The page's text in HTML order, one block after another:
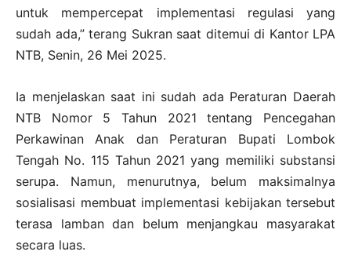
untuk mempercepat implementasi regulasi yang
sudah ada,” terang Sukran saat ditemui di Kantor LPA
NTB, Senin, 26 Mei 2025.
Ia menjelaskan saat ini sudah ada Peraturan Daerah
NTB Nomor 5 Tahun 2021 tentang Pencegahan
Perkawinan Anak dan Peraturan Bupati Lombok
Tengah No. 115 Tahun 2021 yang memiliki substansi
serupa. Namun, menurutnya, belum maksimalnya
sosialisasi membuat implementasi kebijakan tersebut
terasa lamban dan belum menjangkau masyarakat
secara luas.